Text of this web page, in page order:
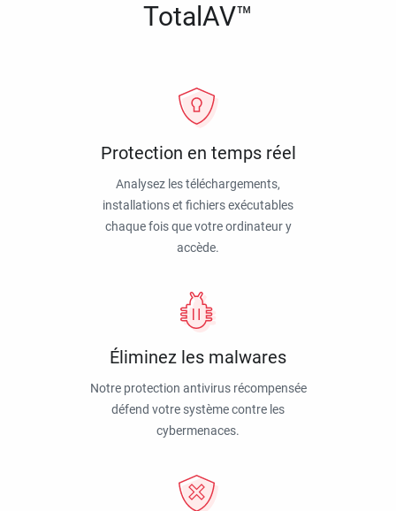
TotalAV™
Protection en temps réel
Analysez les téléchargements,
installations et fichiers exécutables
chaque fois que votre ordinateur y
accède.
Éliminez les malwares
Notre protection antivirus récompensée
défend votre système contre les
cybermenaces.